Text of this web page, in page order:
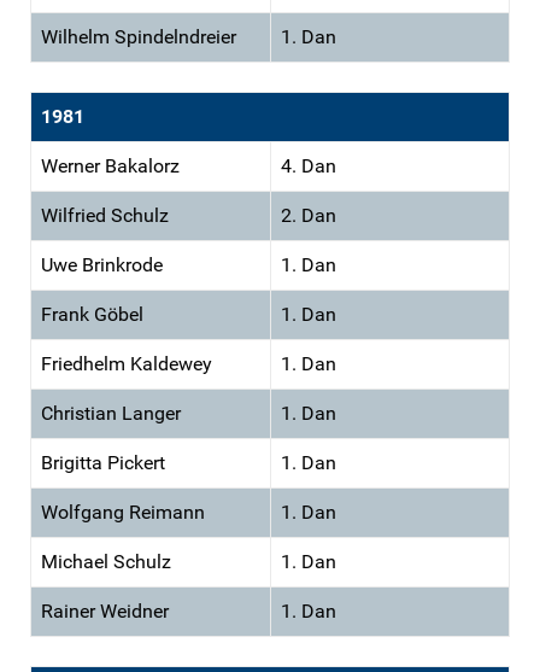
Wilhelm Spindelndreier 1. Dan
1981
Werner Bakalorz 4. Dan
Wilfried Schulz 2. Dan
Uwe Brinkrode 1. Dan
Frank Göbel 1. Dan
Friedhelm Kaldewey 1. Dan
Christian Langer 1. Dan
Brigitta Pickert 1. Dan
Wolfgang Reimann 1. Dan
Michael Schulz 1. Dan
Rainer Weidner 1. Dan